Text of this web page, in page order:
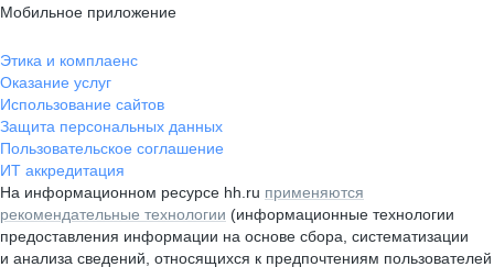
Мобильное приложение
Этика и комплаенс
Оказание услуг
Использование сайтов
Защита персональных данных
Пользовательское соглашение
ИТ аккредитация
На информационном ресурсе hh.ru применяются
рекомендательные технологии (информационные технологии
предоставления информации на основе сбора, систематизации
и анализа сведений, относящихся к предпочтениям пользователей